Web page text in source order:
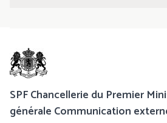
SPF Chancellerie du Premier
générale Communication